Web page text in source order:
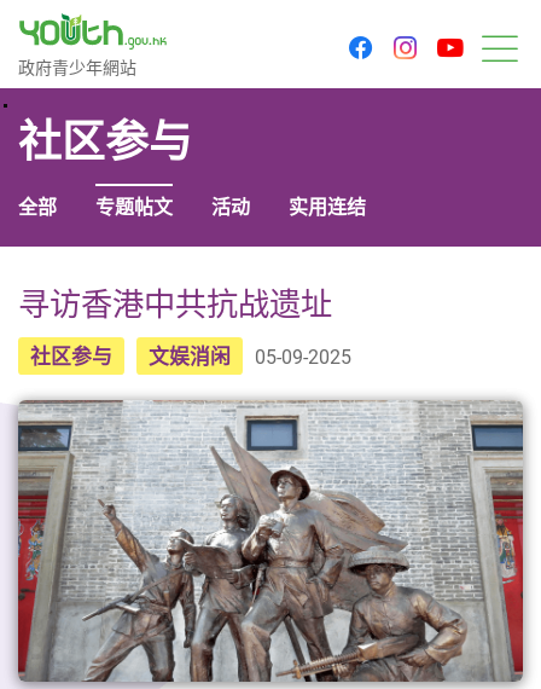
政府青少年网站
政府青少年網站
facebookinstagram
社区参与
全部 专题帖文 活动 实用连结
寻访香港中共抗战遗址
社区参与 文娱消闲 05-09-2025